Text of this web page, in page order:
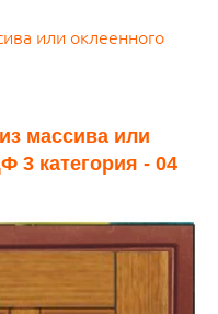
или оклеенного
массива или
3 категория - 04